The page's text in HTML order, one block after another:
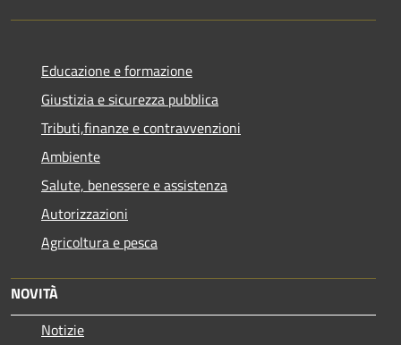
Educazione e formazione
Giustizia e sicurezza pubblica
Tributi,finanze e contravvenzioni
Ambiente
Salute, benessere e assistenza
Autorizzazioni
Agricoltura e pesca
NOVITÀ
Notizie